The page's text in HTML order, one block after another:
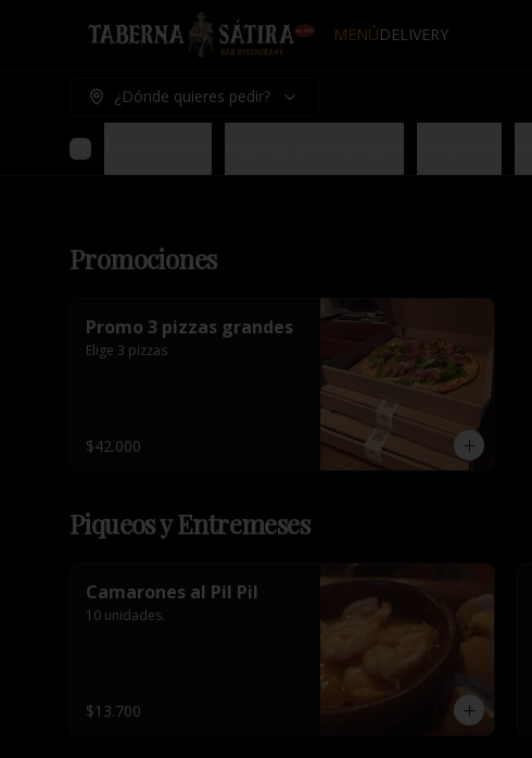
MENÚDELIVERY
¿Dónde quieres pedir?
Promociones
Promo 3 pizzas grandes
Elige 3 pizzas
$42.000
Piqueos y Entremeses
Camarones al Pil Pil
10 unidades.
$13.700